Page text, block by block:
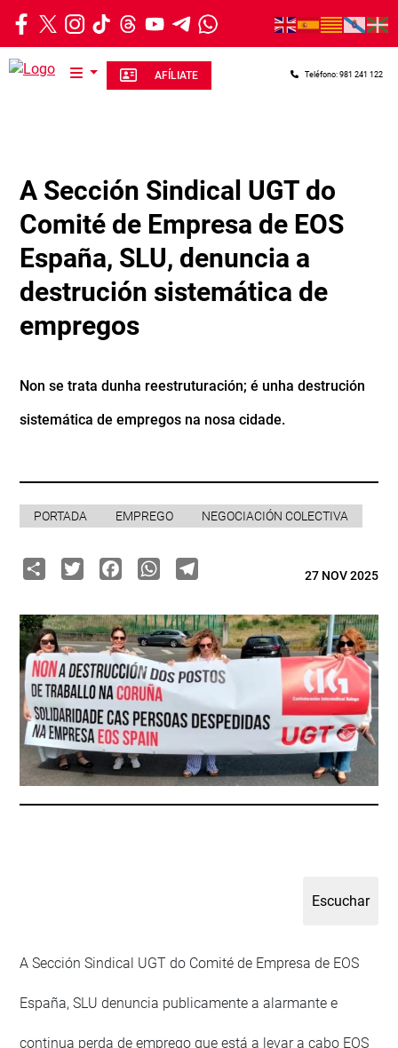
Ir o contido principal
AFÍLIATE Teléfono: 981 241 122
A Sección Sindical UGT do
Comité de Empresa de EOS
España, SLU, denuncia a
destrución sistemática de
empregos
Non se trata dunha reestruturación; é unha destrución
sistemática de empregos na nosa cidade.
PORTADA EMPREGO NEGOCIACIÓN COLECTIVA
ShareTwitterFacebook
WhatsApp
Telegram27 NOV 2025
A Sección Sindical UGT do Comité de Empresa de EOS
España, SLU denuncia publicamente a alarmante e
continua perda de emprego que está a levar a cabo EOS